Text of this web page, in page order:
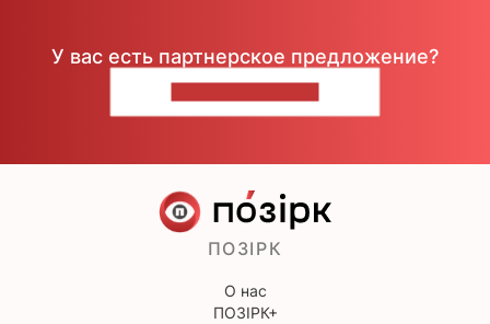
У вас есть партнерское предложение?
ПОЗІРК
О нас
ПОЗІРК+